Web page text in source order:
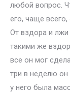
любой вопрос.
его, чаще
От вздора и
такими же
все он мог
три в неделю он
у него была